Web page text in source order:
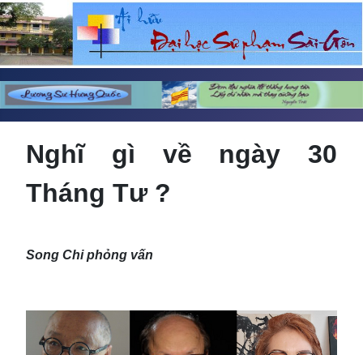
Nghĩ gì về ngày 30
Tháng Tư ?
Song Chi phỏng vấn